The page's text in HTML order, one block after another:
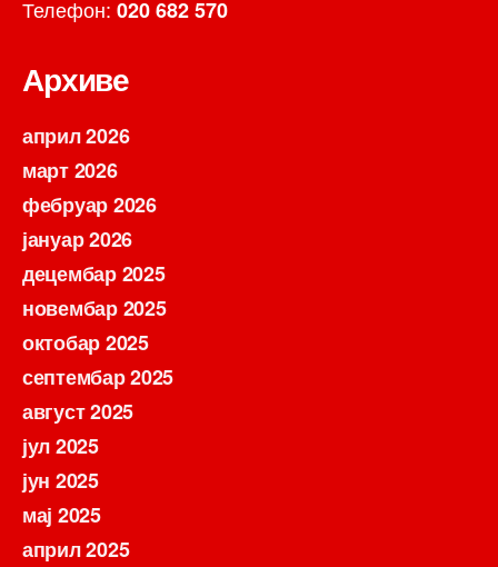
Телефон: 020 682 570
Архиве
април 2026
март 2026
фебруар 2026
јануар 2026
децембар 2025
новембар 2025
октобар 2025
септембар 2025
август 2025
јул 2025
јун 2025
мај 2025
април 2025